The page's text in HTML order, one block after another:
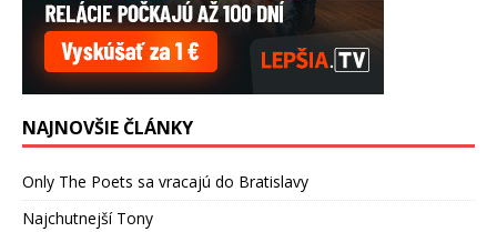
NAJNOVŠIE ČLÁNKY
Only The Poets sa vracajú do Bratislavy
Najchutnejší Tony